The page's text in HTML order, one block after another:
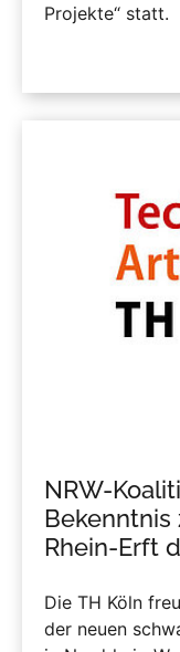
Projekte“ statt.
NRW-
Bekenntnis
Rhein-Erft
Die TH Köln
der neuen